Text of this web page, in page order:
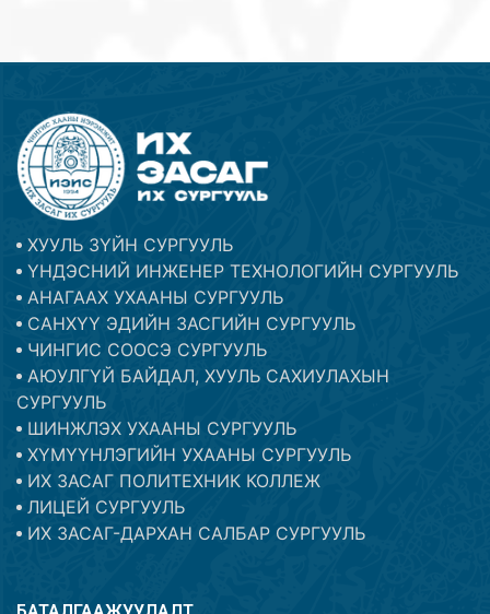
ХУУЛЬ ЗҮЙН СУРГУУЛЬ
ҮНДЭСНИЙ ИНЖЕНЕР ТЕХНОЛОГИЙН СУРГУУЛЬ
АНАГААХ УХААНЫ СУРГУУЛЬ
САНХҮҮ ЭДИЙН ЗАСГИЙН СУРГУУЛЬ
ЧИНГИС СООСЭ СУРГУУЛЬ
АЮУЛГҮЙ БАЙДАЛ, ХУУЛЬ САХИУЛАХЫН
СУРГУУЛЬ
ШИНЖЛЭХ УХААНЫ СУРГУУЛЬ
ХҮМҮҮНЛЭГИЙН УХААНЫ СУРГУУЛЬ
ИХ ЗАСАГ ПОЛИТЕХНИК КОЛЛЕЖ
ЛИЦЕЙ СУРГУУЛЬ
ИХ ЗАСАГ-ДАРХАН САЛБАР СУРГУУЛЬ